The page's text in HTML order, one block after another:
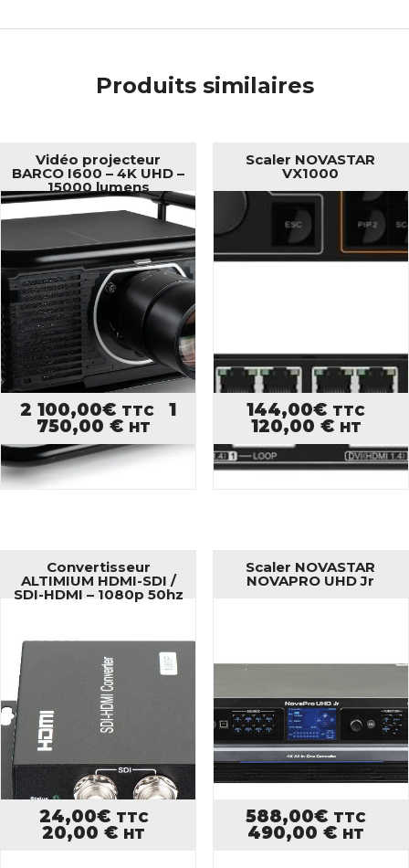
Produits similaires
Vidéo projecteur
BARCO I600 – 4K UHD –
15000 lumens
2 100,00€ TTC 1
750,00€ HT
Scaler NOVASTAR
VX1000
144,00€ TTC
120,00 € HT
Convertisseur
ALTIMIUM HDMI-SDI /
SDI-HDMI – 1080p 50hz
24,00€ TTC
20,00€ HT
Scaler NOVASTAR
NOVAPRO UHD Jr
588,00€ TTC
490,00€ HT